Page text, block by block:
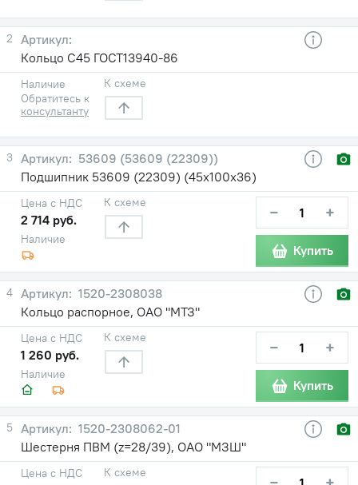
2
Кольцо С45 ГОСТ13940-86
Наличие
Обратитесь к
консультанту
К схеме
3
53609 (53609 (22309))
Подшипник 53609 (22309) (45х100х36)
Наличие
Цена с НДС
2 714 руб.
К схеме − +
Купить
4
1520-2308038
Кольцо распорное, ОАО "МТЗ"
Наличие
Цена с НДС
1 260 руб.
К схеме − +
Купить
5
1520-2308062-01
Шестерня ПВМ (z=28/39), ОАО "МЗШ"
Цена с НДС К схеме